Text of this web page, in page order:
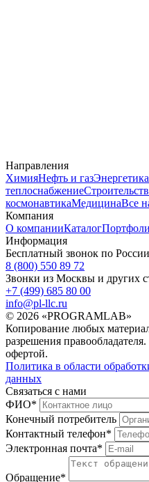
Направления
ХимияНефть и газ
теплоснабжение
космонавтикаМедицинаВсе
Компания
О компанииКаталог
Информация
Бесплатный звонок по
8 (800) 550 89 72
Звонки из Москвы и других
+7 (499) 685 80 00
info@pl-llc.ru
© 2026 «PROGRAMLAB»
Копирование любых
разрешения
офертой.
Политика в области
данных
Связаться с нами
ФИО*
Конечный потребитель
Контактный телефон*
Электронная почта*
Обращение*